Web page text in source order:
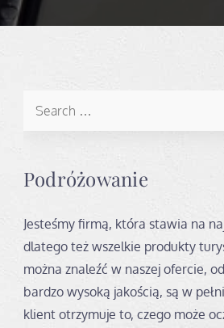
Podróżowanie
Jesteśmy firmą, która stawia na
dlatego też wszelkie produkty
można znaleźć w naszej ofercie,
bardzo wysoką jakością, są w
klient otrzymuje to, czego może